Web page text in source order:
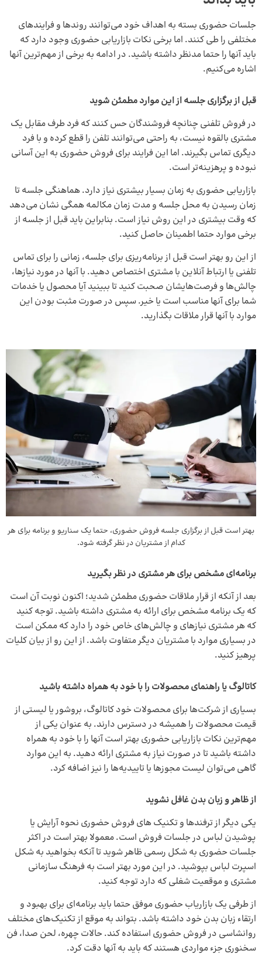
جلسات حضوری بسته به اهداف خود می‌توانند روندها و فرایندهای
مختلفی را طی کنند. اما برخی نکات بازاریابی حضوری وجود دارد که
باید آنها را حتما مدنظر داشته باشید. در ادامه به برخی از مهم‌ترین آنها
اشاره می‌کنیم.
قبل از برگزاری جلسه از این موارد مطمئن شوید
در فروش تلفنی چنانچه فروشندگان حس کنند که فرد طرف مقابل یک
مشتری بالقوه نیست، به راحتی می‌توانند تلفن را قطع کرده و با فرد
دیگری تماس بگیرند. اما این فرایند برای فروش حضوری به این آسانی
نبوده و پرهزینه‌تر است.
بازاریابی حضوری به زمان بسیار بیشتری نیاز دارد. هماهنگی جلسه تا
زمان رسیدن به محل جلسه و مدت زمان مکالمه همگی نشان می‌دهد
که وقت بیشتری در این روش نیاز است. بنابراین باید قبل از جلسه از
برخی موارد حتما اطمینان حاصل کنید.
از این رو بهتر است قبل از برنامه‌ریزی برای جلسه، زمانی را برای تماس
تلفنی یا ارتباط آنلاین با مشتری اختصاص دهید. با آنها در مورد نیازها،
چالش‌ها و فرصت‌هایشان صحبت کنید تا ببینید آیا محصول یا خدمات
شما برای آنها مناسب است یا خیر. سپس در صورت مثبت بودن این
موارد با آنها قرار ملاقات بگذارید.
بهتر است قبل از برگزاری جلسه فروش حضوری، حتما یک سناریو و برنامه‌‌ برای هر
کدام از مشتریان در نظر گرفته شود.
برنامه‌ای مشخص برای هر مشتری در نظر بگیرید
بعد از آنکه از قرار ملاقات حضوری مطمئن شدید؛ اکنون نوبت آن است
که یک برنامه مشخص برای ارائه به مشتری داشته باشید. توجه کنید
که هر مشتری نیازهای و چالش‌های خاص خود را دارد که ممکن است
در بسیاری موارد با مشتریان دیگر متفاوت باشد. از این رو از بیان کلیات
پرهیز کنید.
کاتالوگ یا راهنمای محصولات را با خود به همراه داشته باشید
بسیاری از شرکت‌ها برای محصولات خود کاتالوگ، بروشور یا لیستی از
قیمت محصولات را همیشه در دسترس دارند. به عنوان یکی از
مهم‌ترین نکات بازاریابی حضوری بهتر است آنها را با خود به همراه
داشته باشید تا در صورت نیاز به مشتری ارائه دهید. به این موارد
گاهی می‌توان لیست مجوزها یا تاییدیه‌ها را نیز اضافه کرد.
از ظاهر و زبان بدن غافل نشوید
یکی دیگر از ترفندها و تکنیک های فروش حضوری نحوه آرایش یا
پوشیدن لباس در جلسات فروش است. معمولا بهتر است در اکثر
جلسات حضوری به شکل رسمی ظاهر شوید تا آنکه بخواهید به شکل
اسپرت لباس بپوشید. در این مورد بهتر است به فرهنگ سازمانی
مشتری و موقعیت شغلی که دارد توجه کنید.
از طرفی یک بازاریاب حضوری موفق حتما باید برنامه‌ای برای بهبود و
ارتقاء زبان بدن خود داشته باشد. بتواند به موقع از تکنیک‌های مختلف
روانشاسی در فروش حضوری استفاده کند. حالات چهره، لحن صدا، فن
سخنوری جزء مواردی هستند که باید به آنها دقت کرد.